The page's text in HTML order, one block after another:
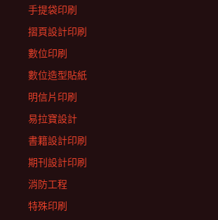
手提袋印刷
摺頁設計印刷
數位印刷
數位造型貼紙
明信片印刷
易拉寶設計
書籍設計印刷
期刊設計印刷
消防工程
特殊印刷